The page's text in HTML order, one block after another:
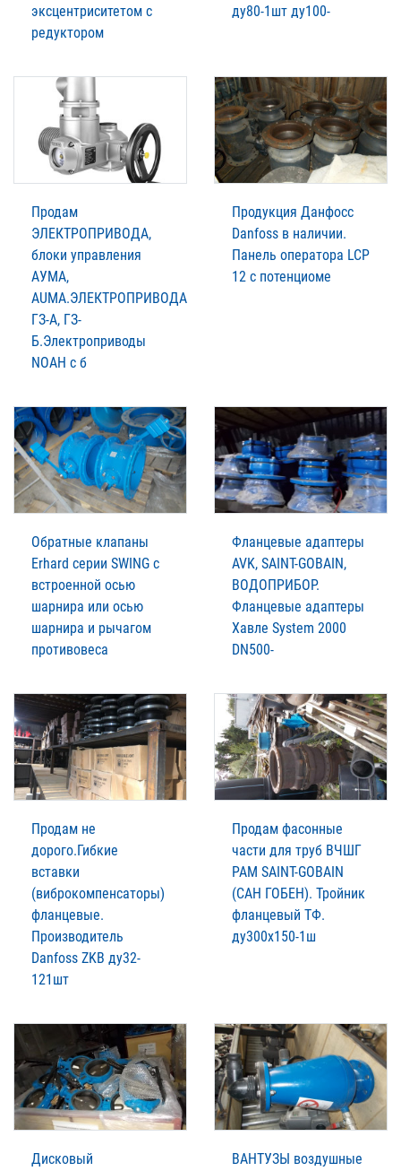
эксцентриситетом с
редуктором
ду80-1шт ду100-
Продам
ЭЛЕКТРОПРИВОДА,
блоки управления
АУМА,
AUMA.ЭЛЕКТРОПРИВОДА
ГЗ-А, ГЗ-
Б.Электроприводы
NOAH c б
Продукция Данфосс
Danfoss в наличии.
Панель оператора LCP
12 с потенциоме
Обратные клапаны
Erhard серии SWING с
встроенной осью
шарнира или осью
шарнира и рычагом
противовеса
Фланцевые адаптеры
AVK, SAINT-GOBAIN,
ВОДОПРИБОР.
Фланцевые адаптеры
Xавле System 2000
DN500-
Продам не
дорого.Гибкие
вставки
(виброкомпенсаторы)
фланцевые.
Производитель
Danfoss ZKB ду32-
121шт
Продам фасонные
части для труб ВЧШГ
РАМ SAINT-GOBAIN
(САН ГОБЕН). Тройник
фланцевый ТФ.
ду300х150-1ш
Дисковый
ВАНТУЗЫ воздушные